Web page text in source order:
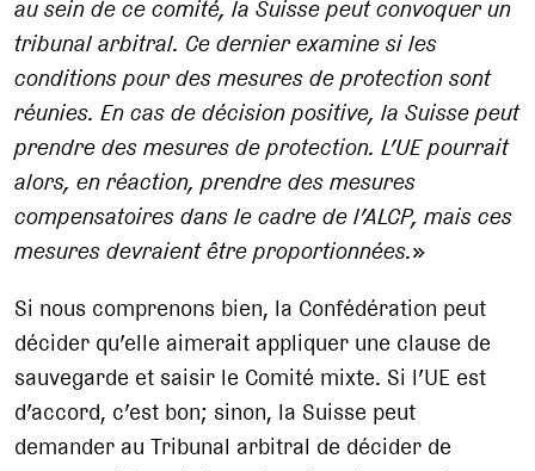
au sein de ce comité, la Suisse peut convoquer un
tribunal arbitral. Ce dernier examine si les
conditions pour des mesures de protection sont
réunies. En cas de décision positive, la Suisse peut
prendre des mesures de protection. L’UE pourrait
alors, en réaction, prendre des mesures
compensatoires dans le cadre de l’ALCP, mais ces
mesures devraient être proportionnées.»
Si nous comprenons bien, la Confédération peut
décider qu’elle aimerait appliquer une clause de
sauvegarde et saisir le Comité mixte. Si l’UE est
d’accord, c’est bon; sinon, la Suisse peut
demander au Tribunal arbitral de décider de